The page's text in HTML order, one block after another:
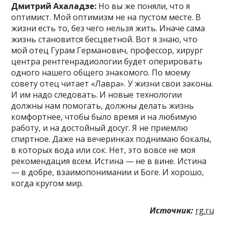
Дмитрий Ахаладзе: Но вы же поняли, что я
оптимист. Мой оптимизм не на пустом месте. В
жизни есть то, без чего нельзя жить. Иначе сама
жизнь становится бесцветной. Вот я знаю, что
мой отец Гурам Германович, профессор, хирург
центра рентгенрадиологии будет оперировать
одного нашего общего знакомого. По моему
совету отец читает «Лавра». У жизни свои законы.
И им надо следовать. И новые технологии
должны нам помогать, должны делать жизнь
комфортнее, чтобы было время и на любимую
работу, и на достойный досуг. Я не приемлю
спиртное. Даже на вечеринках поднимаю бокалы,
в которых вода или сок. Нет, это вовсе не моя
рекомендация всем. Истина — не в вине. Истина
— в добре, взаимопонимании и Боге. И хорошо,
когда кругом мир.
Источник: rg.ru